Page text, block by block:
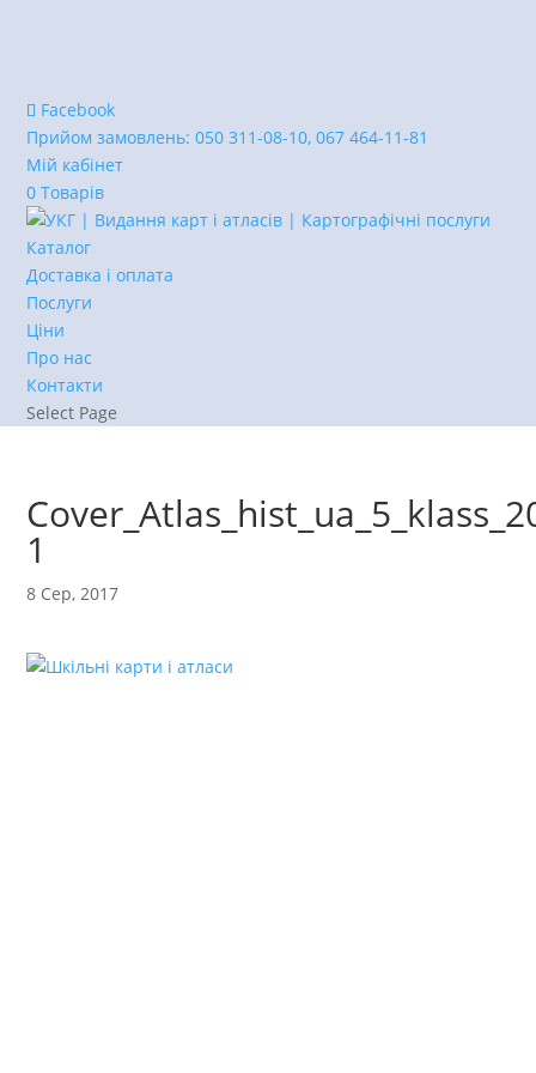
Facebook
Прийом замовлень:050 311-08-10, 067 464-11-81
Мій кабінет
0 Товарів
Каталог
Доставка і оплата
Послуги
Ціни
Про нас
Контакти
Select Page
1
8 Сер, 2017